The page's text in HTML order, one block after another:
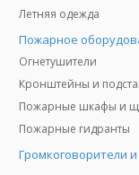
Летняя одежда
Пожарное
Огнетушители
Пожарные шкафы и
Пожарные гидранты